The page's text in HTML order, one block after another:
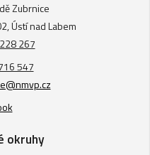
Zubrnice
Ústí nad Labem
267
547
okruhy